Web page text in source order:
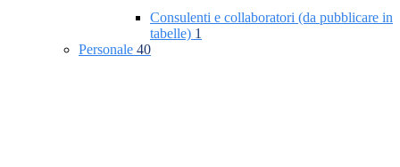
Consulenti e collaboratori (da pubblicare in
tabelle) 1
Personale 40